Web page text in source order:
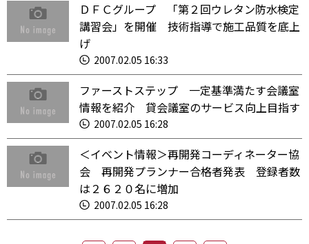
ＤＦＣグループ 「第２回ウレタン防水検定
講習会」を開催 技術指導で施工品質を底上
げ
2007.02.05 16:33
ファーストステップ 一定基準満たす会議室
情報を紹介 貸会議室のサービス向上目指す
2007.02.05 16:28
＜イベント情報＞再開発コーディネーター協
会 再開発プランナー合格者発表 登録者数
は２６２０名に増加
2007.02.05 16:28